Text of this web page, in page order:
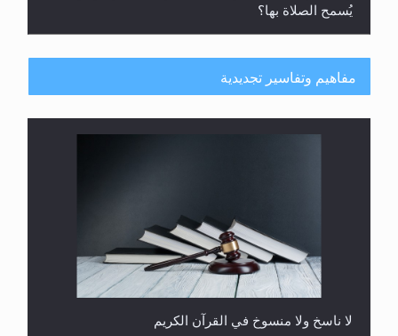
يُسمح الصلاة بها؟
هل يُحسب حول الزكاة وفق السنة الميلادية أو الهجرية؟
مفاهيم وتفاسير تجديدية
لا ناسخ ولا منسوخ في القرآن الكريم